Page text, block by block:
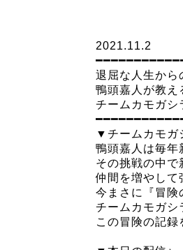
2021.11.2
退屈な人生から
鴨頭嘉人が教え
チームカモガシ
▼チームカモガ
鴨頭嘉人は毎
その挑戦の中で
仲間を増やして
今まさに『冒険
チームカモガシ
この冒険の記録